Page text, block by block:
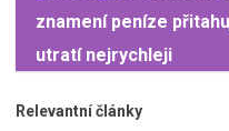
znamení peníze
utratí nejrychleji
Relevantní články